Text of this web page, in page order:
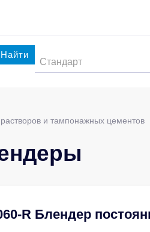
Найти
Стандарт
и тампонажных цементов
R Блендер